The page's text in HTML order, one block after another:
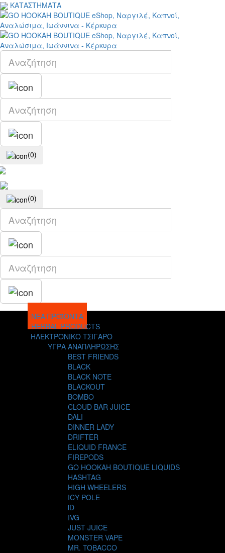
ΚΑΤΑΣΤΗΜΑΤΑ
(0)
(0)
ΝΕΑ ΠΡΟΪΟΝΤΑ
HERBAL PRODUCTS
ΗΛΕΚΤΡΟΝΙΚΟ ΤΣΙΓΑΡΟ
ΥΓΡΑ ΑΝΑΠΛΗΡΩΣΗΣ
BEST FRIENDS
BLACK
BLACK NOTE
BLACKOUT
BOMBO
CLOUD BAR JUICE
DALI
DINNER LADY
DRIFTER
ELIQUID FRANCE
FIREPODS
GO HOOKAH BOUTIQUE LIQUIDS
HASHTAG
HIGH WHEELERS
ICY POLE
iD
IVG
JUST JUICE
MONSTER VAPE
MR. TOBACCO